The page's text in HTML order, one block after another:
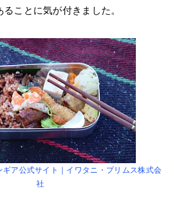
ことに気が付きました。
ア公式サイト｜イワタニ・プリムス株式会
社